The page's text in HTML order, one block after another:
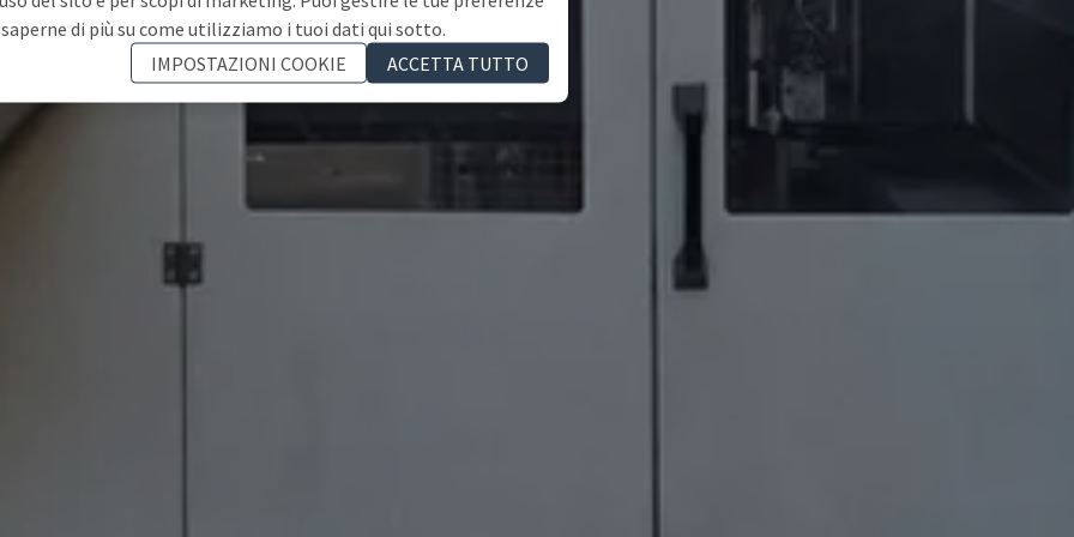
di più su come utilizziamo i tuoi dati qui sotto.
IMPOSTAZIONI COOKIE
ACCETTA TUTTO